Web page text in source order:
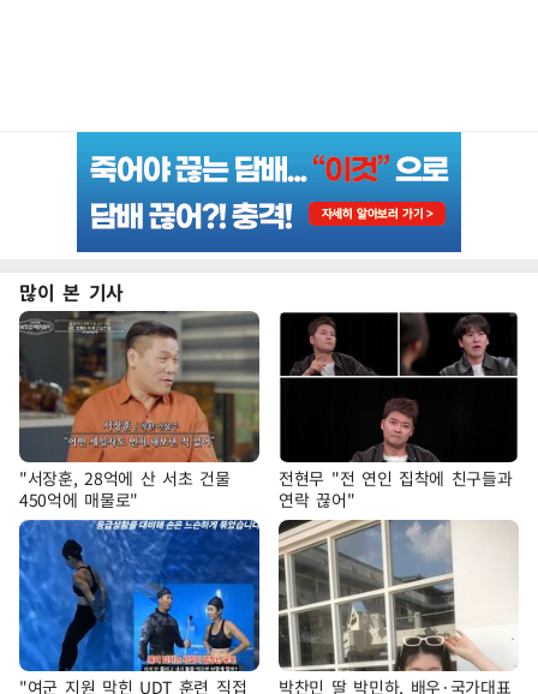
많이 본 기사
"서장훈, 28억에 산 서초 건물
450억에 매물로"
전현무 "전 연인 집착에 친구들과
연락 끊어"
"여군 지원 막힌 UDT 훈련 직접 박찬민 딸 박민하, 배우·국가대표